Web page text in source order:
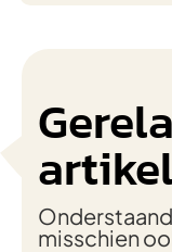
misschien